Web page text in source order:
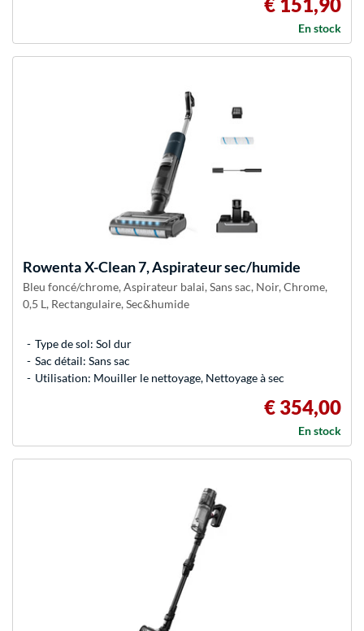
€ 151,90
En stock
RowentaX-Clean 7, Aspirateur sec/humide
Bleu foncé/chrome, Aspirateur balai, Sans sac, Noir, Chrome,
0,5 L, Rectangulaire, Sec&humide
Type de sol: Sol dur
Sac détail: Sans sac
Utilisation: Mouiller le nettoyage, Nettoyage à sec
€ 354,00
En stock